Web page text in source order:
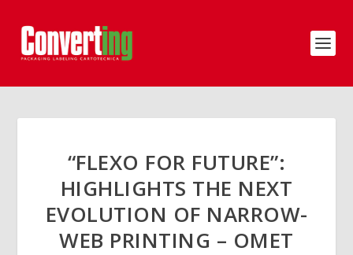
“FLEXO FOR FUTURE”:
HIGHLIGHTS THE NEXT
EVOLUTION OF NARROW-
WEB PRINTING – OMET